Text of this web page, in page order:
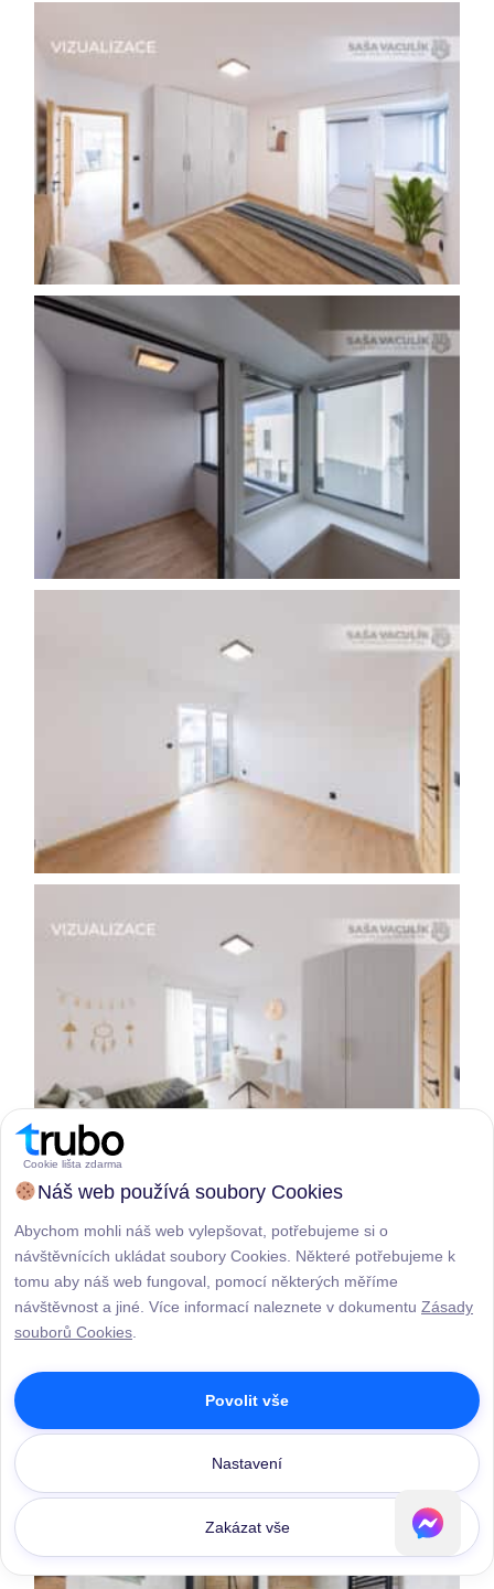
Cookie lišta zdarma
Náš web používá soubory Cookies
Abychom mohli náš web vylepšovat, potřebujeme si o
návštěvnících ukládat soubory Cookies. Některé potřebujeme k
tomu aby náš web fungoval, pomocí některých měříme
návštěvnost a jiné. Více informací naleznete v dokumentu Zásady
souborů Cookies
Povolit vše
Nastavení
Zakázat vše